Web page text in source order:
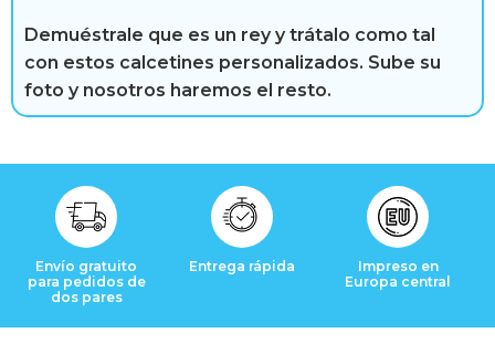
ñ
a
s
Demuéstrale que es un rey y trátalo como tal
con estos calcetines personalizados. Sube su
foto y nosotros haremos el resto.
Envío gratuito
para pedidos de
dos pares
Entrega rápida
Impreso en
Europa central